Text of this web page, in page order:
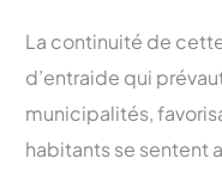
La continuité de
d’entraide qui
municipalités,
habitants se sentent